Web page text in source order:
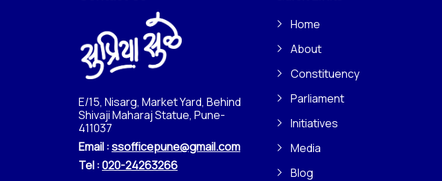
E/15, Nisarg, Market Yard, Behind
Shivaji Maharaj Statue, Pune-
411037
Email :ssofficepune@gmail.com
Tel :020-24263266
Home
About
Constituency
Parliament
Initiatives
Media
Blog